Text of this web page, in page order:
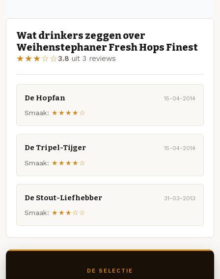
Wat drinkers zeggen over
Weihenstephaner Fresh Hops Finest
★★★☆☆3.8 uit 3 reviews
De Hopfan 15-04-2014
Smaak: ★★★★☆
De Tripel-Tijger 15-04-2014
Smaak: ★★★★☆
De Stout-Liefhebber 31-03-2013
Smaak: ★★★☆☆
DE SELECTIE